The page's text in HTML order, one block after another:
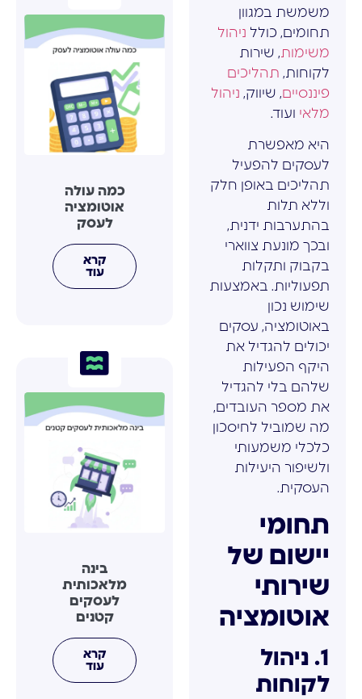
משמשת במגוון
תחומים, כולל ניהול
משימות , שירות
לקוחות, תהליכים
פיננסיים, שיווק, ניהול
מלאי ועוד.
היא מאפשרת
לעסקים להפעיל
תהליכים באופן חלק
וללא תלות
בהתערבות ידנית,
ובכך מונעת צווארי
בקבוק ותקלות
תפעוליות. באמצעות
שימוש נכון
באוטומציה, עסקים
יכולים להגדיל את
היקף הפעילות
שלהם בלי להגדיל
את מספר העובדים,
מה שמוביל לחיסכון
כלכלי משמעותי
ולשיפור היעילות
העסקית.
תחומי
יישום של
שירותי
אוטומציה
1. ניהול
לקוחות
כמה עולה
אוטומציה
לעסק
קרא
עוד
בינה
מלאכותית
לעסקים
קטנים
קרא
עוד